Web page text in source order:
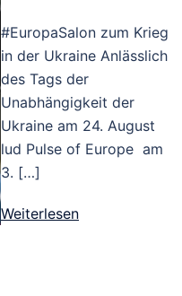
#EuropaSalon zum Krieg
in der Ukraine Anlässlich
des Tags der
Unabhängigkeit der
Ukraine am 24. August
lud Pulse of Europe am
3. […]
Weiterlesen